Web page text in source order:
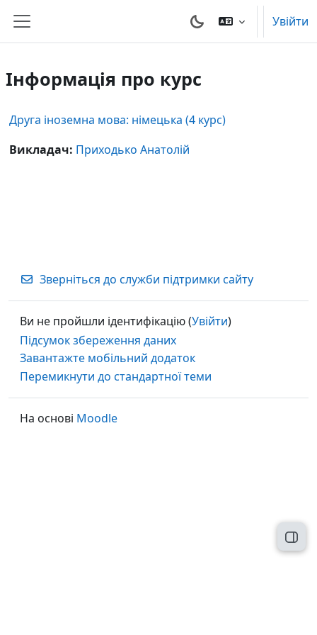
Бокова панель
Увійти
Інформація про курс
Друга іноземна мова: німецька (4 курс)
Викладач: Приходько Анатолій
Зверніться до служби підтримки сайту
Ви не пройшли ідентифікацію (Увійти)
Підсумок збереження даних
Завантажте мобільний додаток
Перемикнути до стандартної теми
На основі Moodle